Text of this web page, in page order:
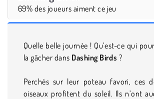
69% des joueurs aiment ce jeu
Quelle belle journée ! Qu’est-ce qui
la gâcher dans Dashing Birds ?
Perchés sur leur poteau favori, ces
oiseaux profitent du soleil. Ils n’ont